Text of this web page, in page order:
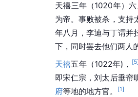
天禧三年（1020年）
为帝。事败被杀，支持
年八月，李迪与丁谓并
下，同时罢去他们两人
天禧五年（1022年)， [5
即宋仁宗，刘太后垂帘
府等地的地方官。 [1]